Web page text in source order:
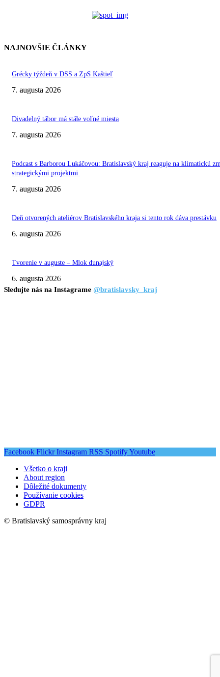
NAJNOVŠIE ČLÁNKY
Grécky týždeň v DSS a ZpS Kaštieľ
7. augusta 2026
Divadelný tábor má stále voľné miesta
7. augusta 2026
Podcast s Barborou Lukáčovou: Bratislavský kraj reaguje na klimatickú
strategickými projektmi.
7. augusta 2026
Deň otvorených ateliérov Bratislavského kraja si tento rok dáva prestávku
6. augusta 2026
Tvorenie v auguste – Mlok dunajský
6. augusta 2026
Sledujte nás na Instagrame @bratislavsky_kraj
Facebook Flickr Instagram RSS SpotifyYoutube
Všetko o kraji
About region
Dôležité dokumenty
Používanie cookies
GDPR
© Bratislavský samosprávny kraj